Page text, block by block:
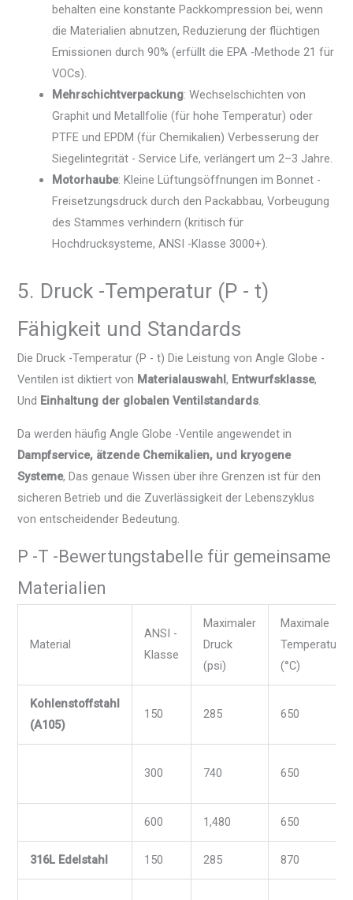
behalten eine konstante Packkompression bei, wenn
die Materialien abnutzen, Reduzierung der flüchtigen
Emissionen durch 90% (erfüllt die EPA -Methode 21 für
VOCs).
Mehrschichtverpackung: Wechselschichten von
Graphit und Metallfolie (für hohe Temperatur) oder
PTFE und EPDM (für Chemikalien) Verbesserung der
Siegelintegrität - Service Life, verlängert um 2–3 Jahre.
Motorhaube: Kleine Lüftungsöffnungen im Bonnet -
Freisetzungsdruck durch den Packabbau, Vorbeugung
des Stammes verhindern (kritisch für
Hochdrucksysteme, ANSI -Klasse 3000+).
5. Druck -Temperatur (P - t)
Fähigkeit und Standards
Die Druck -Temperatur (P - t) Die Leistung von Angle Globe -
Ventilen ist diktiert von Materialauswahl, Entwurfsklasse,
Und Einhaltung der globalen Ventilstandards.
Da werden häufig Angle Globe -Ventile angewendet in
Dampfservice, ätzende Chemikalien, und kryogene
Systeme, Das genaue Wissen über ihre Grenzen ist für den
sicheren Betrieb und die Zuverlässigkeit der Lebenszyklus
von entscheidender Bedeutung.
P -T -Bewertungstabelle für gemeinsame
Materialien
Material
ANSI -
Klasse
Maximaler
Druck
(psi)
Maximale
Temperatur
(°C)
Kohlenstoffstahl
(A105)
150 285 650
300 740 650
600 1,480 650
316L Edelstahl 150 285 870